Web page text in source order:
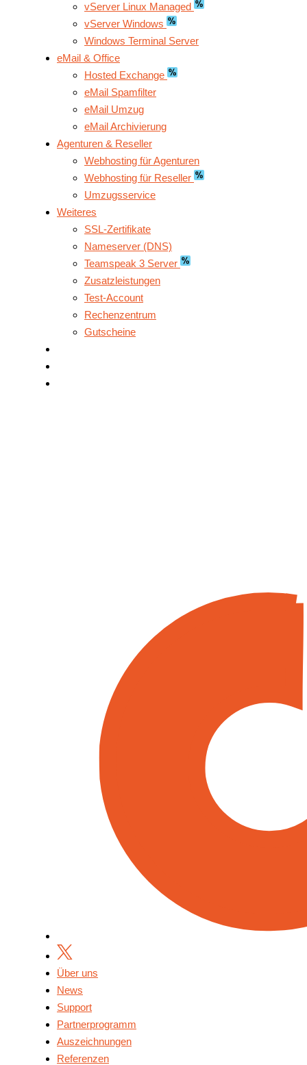
vServer Linux Managed
vServer Windows
Windows Terminal Server
eMail & Office
Hosted Exchange
eMail Spamfilter
eMail Umzug
eMail Archivierung
Agenturen & Reseller
Webhosting für Agenturen
Webhosting für Reseller
Umzugsservice
Weiteres
SSL-Zertifikate
Nameserver (DNS)
Teamspeak 3 Server
Zusatzleistungen
Test-Account
Rechenzentrum
Gutscheine
Über uns
News
Support
Partnerprogramm
Auszeichnungen
Referenzen